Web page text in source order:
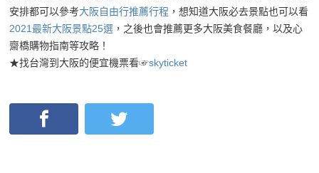
安排都可以參考大阪自由行推薦行程 ，想知道大阪必去景點也可以看
2021最新大阪景點25選 ，之後也會推薦更多大阪美食餐廳，以及心
齋橋購物指南等攻略！
★找台灣到大阪的便宜機票看☞skyticket